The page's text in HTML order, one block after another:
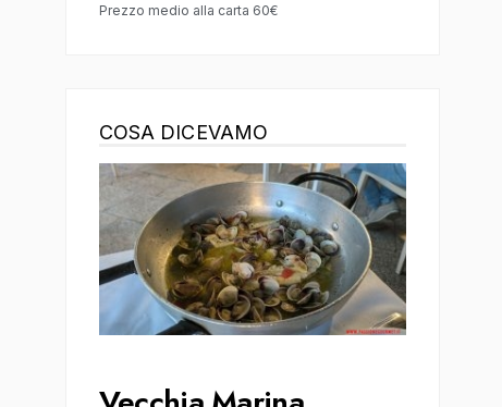
Prezzo medio alla carta 60€
COSA DICEVAMO